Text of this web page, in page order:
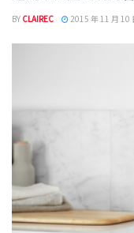
BY CLAIREC 2015 年 11 月 10